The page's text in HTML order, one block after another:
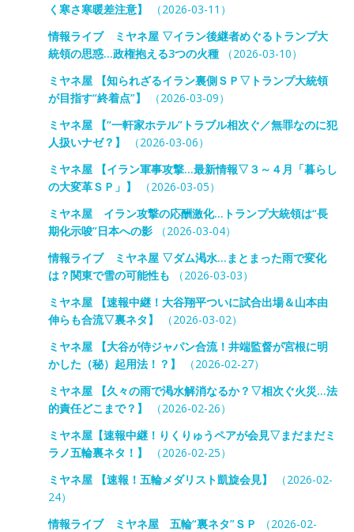
く寒さ寒暖差注意】
（2026-03-11）
情報ライブ ミヤネ屋 ▽イラン後継者めぐるトランプ大
統領の思惑…政権抱える3つの火種（2026-03-10）
ミヤネ屋 【知られざるイラン裏側ＳＰ▽トランプ大統領
が目指す“終着点”】
（2026-03-09）
ミヤネ屋 【“一軒家ホテル”トラブル相次ぐ／無罪なのに犯
人扱いナゼ？】
（2026-03-06）
ミヤネ屋 【イラン軍事攻撃…最新情報▽３～４月「暮らし
の大変革ＳＰ」】
（2026-03-05）
ミヤネ屋 イラン攻撃の応酬激化…トランプ大統領は“長
期化示唆”日本への影（2026-03-04）
情報ライブ ミヤネ屋 ▽ダム渇水…まとまった雨で変化
は？関東で雪の可能性も （2026-03-03）
ミヤネ屋 【速報中継！大谷翔平ついに試合出場＆山本由
伸らも合流▽裏ネタ】
（2026-03-02）
ミヤネ屋 【大谷が侍ジャパン合流！井端監督が宮根に明
かした（秘）起用法！？】
（2026-02-27）
ミヤネ屋 【久々の雨で渇水解消なるか？▽相次ぐ火災…法
的責任どこまで？】
（2026-02-26）
ミヤネ屋【速報中継！りくりゅうペアが会見▽まだまだミ
ラノ五輪裏ネタ！】
（2026-02-25）
ミヤネ屋 【速報！五輪メダリスト凱旋会見】
（2026-02-
24）
情報ライブ ミヤネ屋 五輪“裏ネタ”ＳＰ
（2026-02-